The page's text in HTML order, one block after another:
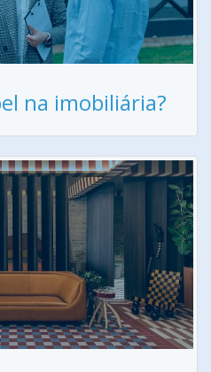
na imobiliária?